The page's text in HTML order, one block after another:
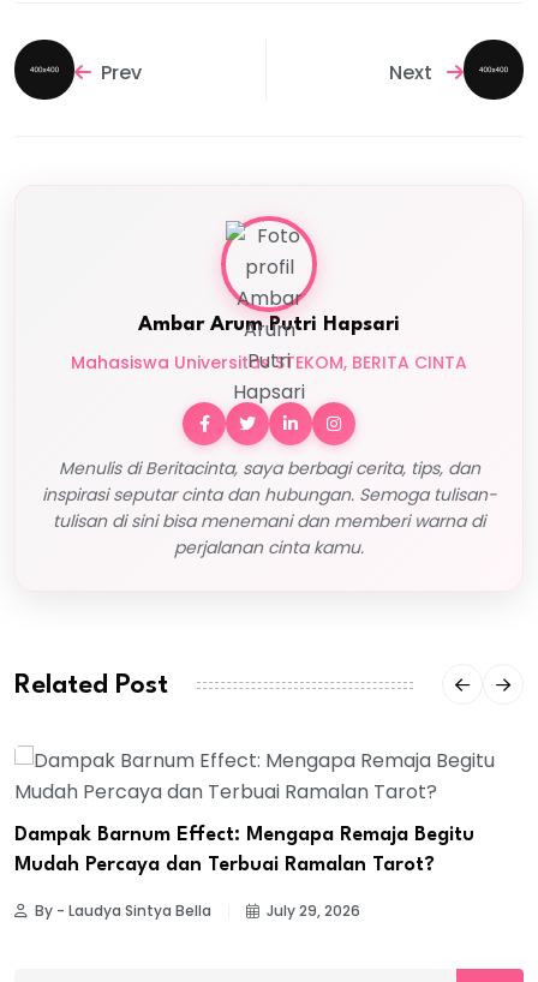
Prev Next
Ambar Arum Putri Hapsari
Mahasiswa Universitas STEKOM, BERITA CINTA
Menulis di Beritacinta, saya berbagi cerita, tips, dan
inspirasi seputar cinta dan hubungan. Semoga tulisan-
tulisan di sini bisa menemani dan memberi warna di
perjalanan cinta kamu.
Related Post
Dampak Barnum Effect: Mengapa Remaja Begitu
Mudah Percaya dan Terbuai Ramalan Tarot?
By - Laudya Sintya Bella July 29, 2026